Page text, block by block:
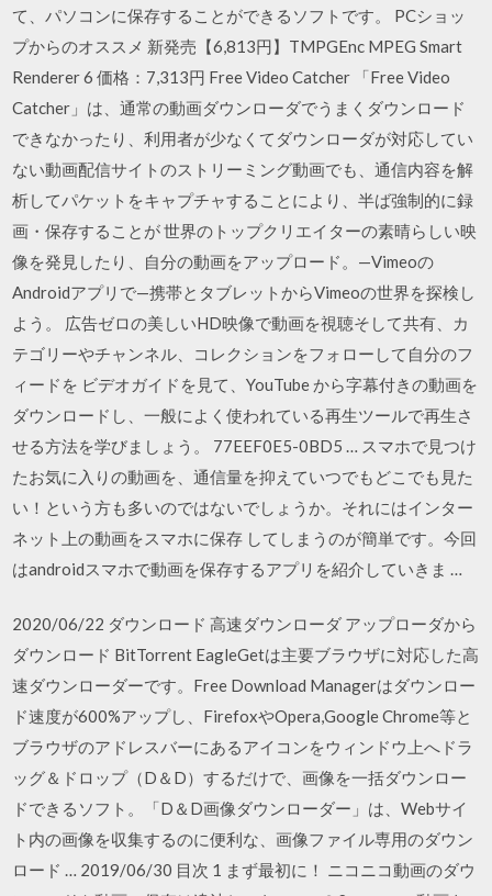
て、パソコンに保存することができるソフトです。 PCショッ
プからのオススメ 新発売【6,813円】TMPGEnc MPEG Smart
Renderer 6 価格：7,313円 Free Video Catcher 「Free Video
Catcher」は、通常の動画ダウンローダでうまくダウンロード
できなかったり、利用者が少なくてダウンローダが対応してい
ない動画配信サイトのストリーミング動画でも、通信内容を解
析してパケットをキャプチャすることにより、半ば強制的に録
画・保存することが 世界のトップクリエイターの素晴らしい映
像を発見したり、自分の動画をアップロード。—Vimeoの
Androidアプリで—携帯とタブレットからVimeoの世界を探検し
よう。 広告ゼロの美しいHD映像で動画を視聴そして共有、カ
テゴリーやチャンネル、コレクションをフォローして自分のフ
ィードを ビデオガイドを見て、YouTube から字幕付きの動画を
ダウンロードし、一般によく使われている再生ツールで再生さ
せる方法を学びましょう。 77EEF0E5-0BD5 … スマホで見つけ
たお気に入りの動画を、通信量を抑えていつでもどこでも見た
い！という方も多いのではないでしょうか。それにはインター
ネット上の動画をスマホに保存 してしまうのが簡単です。今回
はandroidスマホで動画を保存するアプリを紹介していきま …
2020/06/22 ダウンロード 高速ダウンローダ アップローダから
ダウンロード BitTorrent EagleGetは主要ブラウザに対応した高
速ダウンローダーです。Free Download Managerはダウンロー
ド速度が600%アップし、FirefoxやOpera,Google Chrome等と
ブラウザのアドレスバーにあるアイコンをウィンドウ上へドラ
ッグ＆ドロップ（D＆D）するだけで、画像を一括ダウンロー
ドできるソフト。「D＆D画像ダウンローダー」は、Webサイ
ト内の画像を収集するのに便利な、画像ファイル専用のダウン
ロード … 2019/06/30 目次 1 まず最初に！ ニコニコ動画のダウ